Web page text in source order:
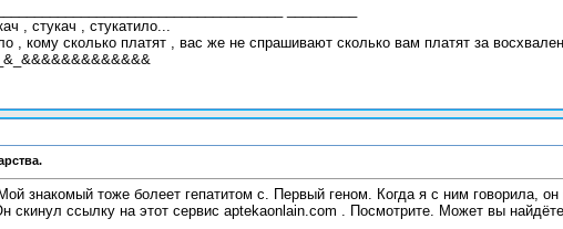
, стукач , стукатило...
, кому сколько платят , вас же не спрашивают сколько вам платят за
знакомый тоже болеет гепатитом с. Первый геном. Когда я с ним говорила,
скинул ссылку на этот сервис aptekaonlain.com . Посмотрите. Может вы